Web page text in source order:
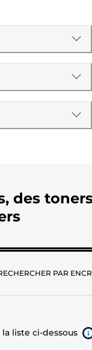
des
PAR
liste ci-dessous